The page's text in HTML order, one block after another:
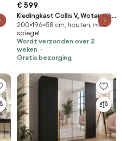
€ 599
Kledingkast Collis V, Wotan eik,
Zwart, 200x196x58cm,
Kledingkast deuren: Met
scharnieren, Aantal planken: 8,
Aantal planken: 8
200×196×58 cm, houten, met
spiegel
Wordt verzonden over 2
weken
Gratis bezorging